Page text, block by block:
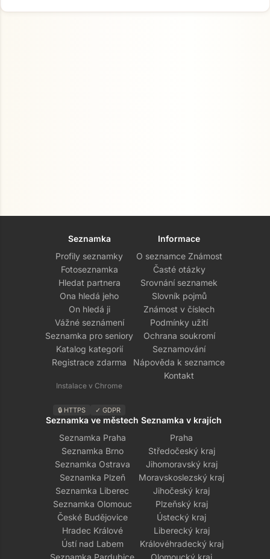
Seznamka
Profily seznamky
Fotoseznamka
Hledat partnera
Ona hledá jeho
On hledá ji
Vážné seznámení
Seznamka pro seniory
Katalog kategorií
Registrace zdarma
Instalace v Chrome
🔒 HTTPS ✓ GDPR
Informace
O seznamce Známost
Časté otázky
Srovnání seznamek
Slovník pojmů
Známost v číslech
Podmínky užití
Ochrana soukromí
Seznamování
Nápověda k seznamce
Kontakt
Seznamka ve městech
Seznamka Praha
Seznamka Brno
Seznamka Ostrava
Seznamka Plzeň
Seznamka Liberec
Seznamka Olomouc
České Budějovice
Hradec Králové
Ústí nad Labem
Seznamka Pardubice
Seznamka v krajích
Praha
Středočeský kraj
Jihomoravský kraj
Moravskoslezský kraj
Jihočeský kraj
Plzeňský kraj
Ústecký kraj
Liberecký kraj
Královéhradecký kraj
Olomoucký kraj